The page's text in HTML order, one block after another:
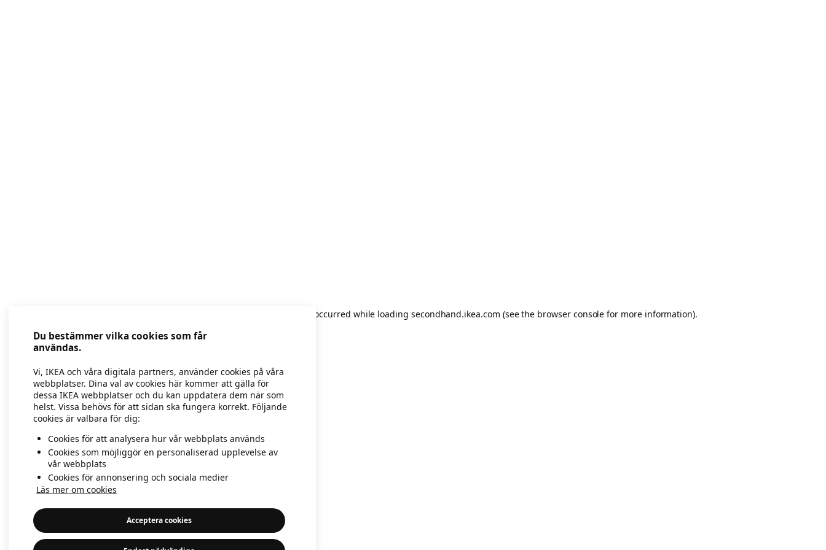
Application error: a client-side exception has occurred while loading secondhand.ikea.com (see the browser console for more information).
Du bestämmer vilka cookies som får
användas.
Vi, IKEA och våra digitala partners, använder cookies på våra
webbplatser. Dina val av cookies här kommer att gälla för
dessa IKEA webbplatser och du kan uppdatera dem när som
helst. Vissa behövs för att sidan ska fungera korrekt. Följande
cookies är valbara för dig:
Cookies för att analysera hur vår webbplats används
Cookies som möjliggör en personaliserad upplevelse av
vår webbplats
Cookies för annonsering och sociala medier
Läs mer om cookies
Acceptera cookies